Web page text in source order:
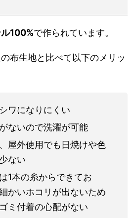
100%で作られています。
布生地と比べて以下のメリッ
ワになりにくい
ないので洗濯が可能
屋外使用でも日焼けや色
ない
1本の糸からできてお
かいホコリが出ないため
ミ付着の心配がない